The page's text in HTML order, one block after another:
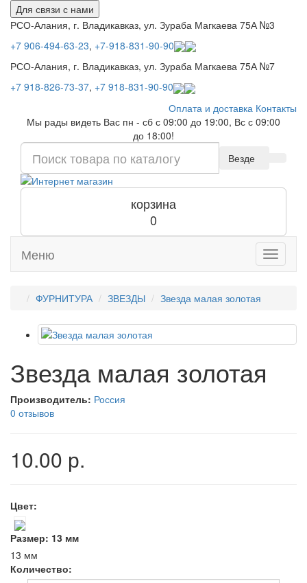
Для связи с нами
РСО-Алания, г. Владикавказ, ул. Зураба Магкаева 75А №3
+7 906-494-63-23, +7-918-831-90-90
РСО-Алания, г. Владикавказ, ул. Зураба Магкаева 75А №7
+7 918-826-73-37, +7 918-831-90-90
Оплата и доставка Контакты
Мы рады видеть Вас пн - сб с 09:00 до 19:00, Вс с 09:00
до 18:00!
Везде
корзина
0
Toggle
Меню
ФУРНИТУРА ЗВЕЗДЫ Звезда малая золотая
Звезда малая золотая
Производитель: Россия
0 отзывов
10.00 р.
Цвет:
Размер: 13 мм
13 мм
Количество: